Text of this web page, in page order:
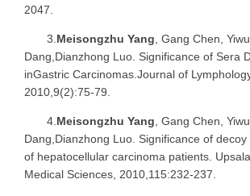
2047.
3.Meisongzhu Yang, Gang Chen, Yiwu
Dang,Dianzhong Luo. Significance of Sera
inGastric Carcinomas.Journal of
2010,9(2):75-79.
4.Meisongzhu Yang, Gang Chen, Yiwu
Dang,Dianzhong Luo. Significance of
of hepatocellular carcinoma patients.
Medical Sciences, 2010,115:232-237.